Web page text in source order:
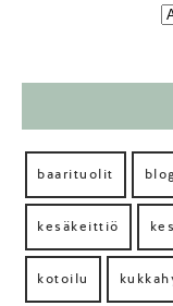
baarituolit
kesäkeittiö
kotoilu